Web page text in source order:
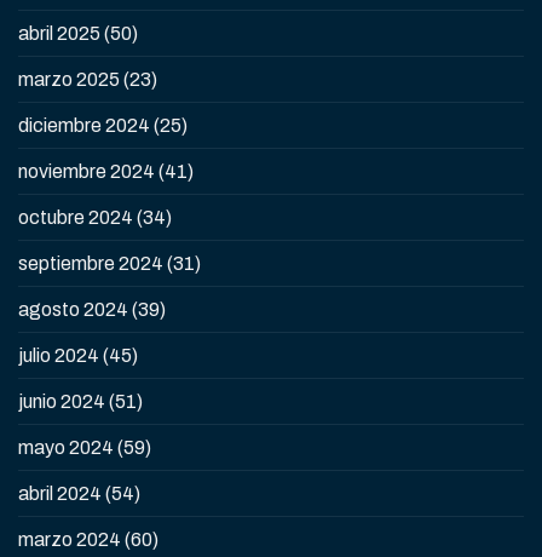
abril 2025 (50)
marzo 2025 (23)
diciembre 2024 (25)
noviembre 2024 (41)
octubre 2024 (34)
septiembre 2024 (31)
agosto 2024 (39)
julio 2024 (45)
junio 2024 (51)
mayo 2024 (59)
abril 2024 (54)
marzo 2024 (60)